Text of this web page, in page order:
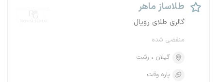
طلاساز ماهر
گالری طلای رویال
منقضی شده
گیلان
رشت
پاره وقت